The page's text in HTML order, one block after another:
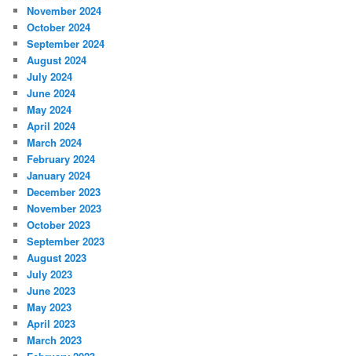
November 2024
October 2024
September 2024
August 2024
July 2024
June 2024
May 2024
April 2024
March 2024
February 2024
January 2024
December 2023
November 2023
October 2023
September 2023
August 2023
July 2023
June 2023
May 2023
April 2023
March 2023